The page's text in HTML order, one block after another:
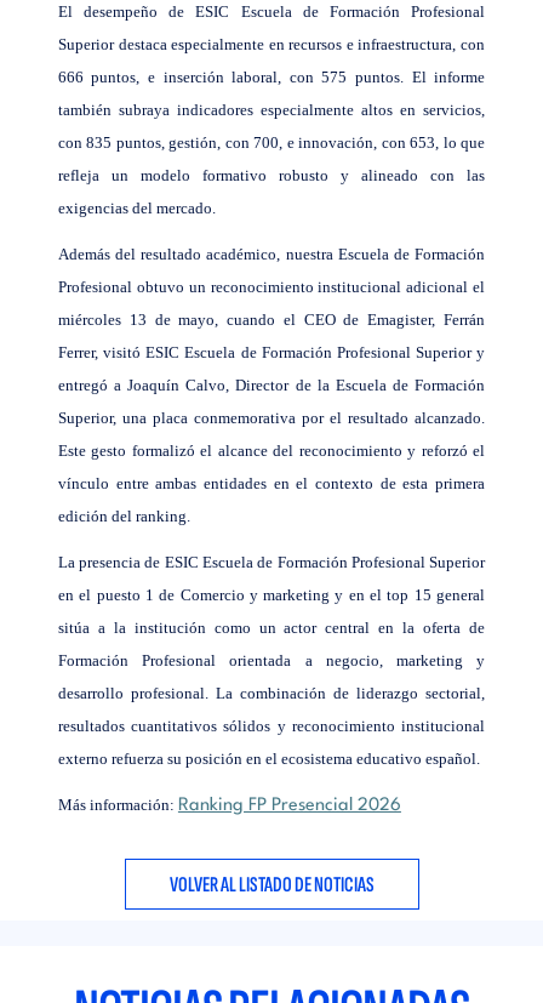
El desempeño de ESIC Escuela de Formación Profesional
Superior destaca especialmente en recursos e infraestructura, con
666 puntos, e inserción laboral, con 575 puntos. El informe
también subraya indicadores especialmente altos en servicios,
con 835 puntos, gestión, con 700, e innovación, con 653, lo que
refleja un modelo formativo robusto y alineado con las
exigencias del mercado.
Además del resultado académico, nuestra Escuela de Formación
Profesional obtuvo un reconocimiento institucional adicional el
miércoles 13 de mayo, cuando el CEO de Emagister, Ferrán
Ferrer, visitó ESIC Escuela de Formación Profesional Superior y
entregó a Joaquín Calvo, Director de la Escuela de Formación
Superior, una placa conmemorativa por el resultado alcanzado.
Este gesto formalizó el alcance del reconocimiento y reforzó el
vínculo entre ambas entidades en el contexto de esta primera
edición del ranking.
La presencia de ESIC Escuela de Formación Profesional Superior
en el puesto 1 de Comercio y marketing y en el top 15 general
sitúa a la institución como un actor central en la oferta de
Formación Profesional orientada a negocio, marketing y
desarrollo profesional. La combinación de liderazgo sectorial,
resultados cuantitativos sólidos y reconocimiento institucional
externo refuerza su posición en el ecosistema educativo español.
Más información: Ranking FP Presencial 2026
VOLVER AL LISTADO DE NOTICIAS